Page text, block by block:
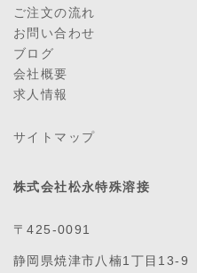
ご注文の流れ
お問い合わせ
ブログ
会社概要
求人情報
サイトマップ
株式会社松永特殊溶接
〒425-0091
静岡県焼津市八楠1丁目13-9